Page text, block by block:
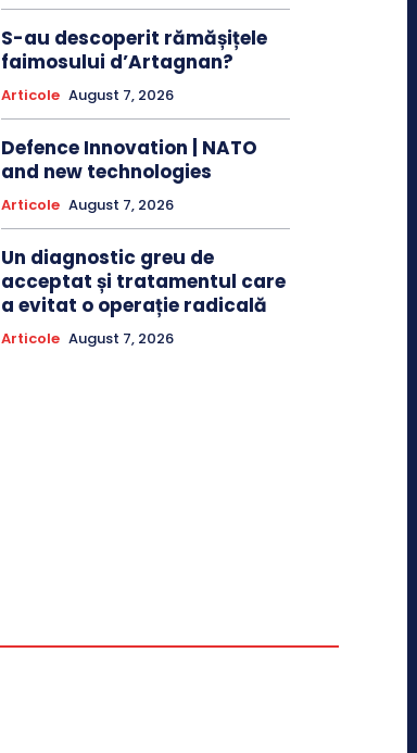
S-au descoperit rămășițele
faimosului d’Artagnan?
Articole August 7, 2026
Defence Innovation | NATO
and new technologies
Articole August 7, 2026
Un diagnostic greu de
acceptat și tratamentul care
a evitat o operație radicală
Articole August 7, 2026